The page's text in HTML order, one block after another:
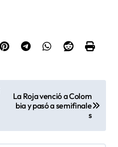
La Roja venció a Colom
bia y pasó a semifinale
s